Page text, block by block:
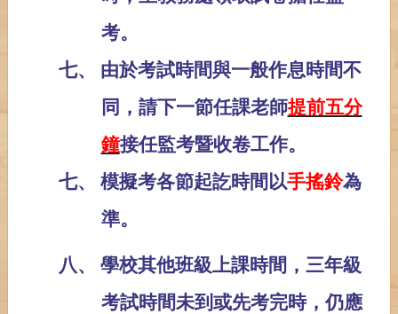
考。
七、
由於考試時間與一般作息時間不
同，請下一節任課老師提前五分
鐘接任監考暨收卷工作。
七、
模擬考各節起訖時間以手搖鈴為
準。
八、
學校其他班級上課時間，三年級
考試時間未到或先考完時，仍應